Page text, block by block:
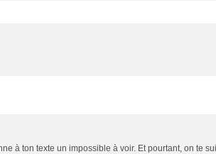
à ton texte un impossible à voir. Et pourtant, on te